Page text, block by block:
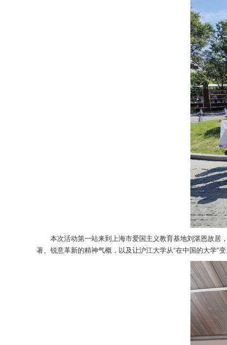
本次活动第一站来到上海市爱国主义教育基地刘湛恩故居
著、锐意革新的精神气概，以及让沪江大学从“在中国的大学”